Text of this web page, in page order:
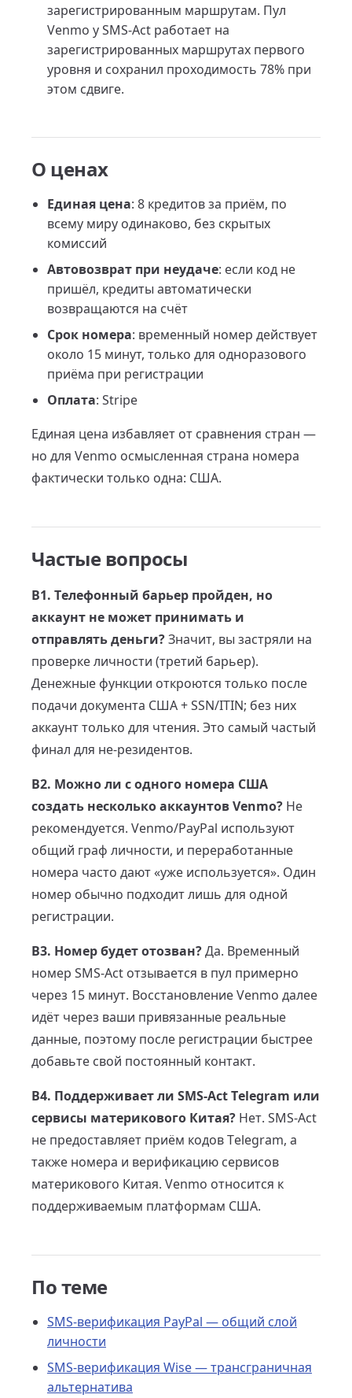
зарегистрированным маршрутам. Пул
Venmo у SMS-Act работает на
зарегистрированных маршрутах первого
уровня и сохранил проходимость 78% при
этом сдвиге.
О ценах
Единая цена: 8 кредитов за приём, по
всему миру одинаково, без скрытых
комиссий
Автовозврат при неудаче: если код не
пришёл, кредиты автоматически
возвращаются на счёт
Срок номера: временный номер действует
около 15 минут, только для одноразового
приёма при регистрации
Оплата: Stripe
Единая цена избавляет от сравнения стран —
но для Venmo осмысленная страна номера
фактически только одна: США.
Частые вопросы
В1. Телефонный барьер пройден, но
аккаунт не может принимать и
отправлять деньги?Значит, вы застряли на
проверке личности (третий барьер).
Денежные функции откроются только после
подачи документа США + SSN/ITIN; без них
аккаунт только для чтения. Это самый частый
финал для не-резидентов.
В2. Можно ли с одного номера США
создать несколько аккаунтов Venmo? Не
рекомендуется. Venmo/PayPal используют
общий граф личности, и переработанные
номера часто дают «уже используется». Один
номер обычно подходит лишь для одной
регистрации.
В3. Номер будет отозван?Да. Временный
номер SMS-Act отзывается в пул примерно
через 15 минут. Восстановление Venmo далее
идёт через ваши привязанные реальные
данные, поэтому после регистрации быстрее
добавьте свой постоянный контакт.
В4. Поддерживает ли SMS-Act Telegram или
сервисы материкового Китая? Нет. SMS-Act
не предоставляет приём кодов Telegram, а
также номера и верификацию сервисов
материкового Китая. Venmo относится к
поддерживаемым платформам США.
По теме
SMS-верификация PayPal — общий слой
личности
SMS-верификация Wise — трансграничная
альтернатива